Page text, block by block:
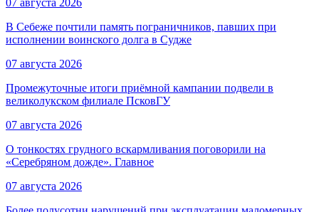
07 августа 2026
В Себеже почтили память пограничников, павших при
исполнении воинского долга в Судже
07 августа 2026
Промежуточные итоги приёмной кампании подвели в
великолукском филиале ПсковГУ
07 августа 2026
О тонкостях грудного вскармливания поговорили на
«Серебряном дожде». Главное
07 августа 2026